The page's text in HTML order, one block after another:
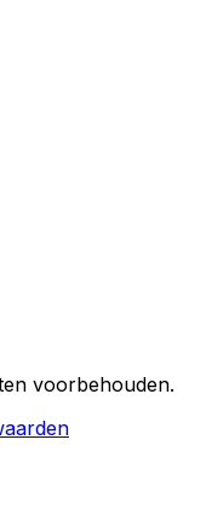
voorbehouden.